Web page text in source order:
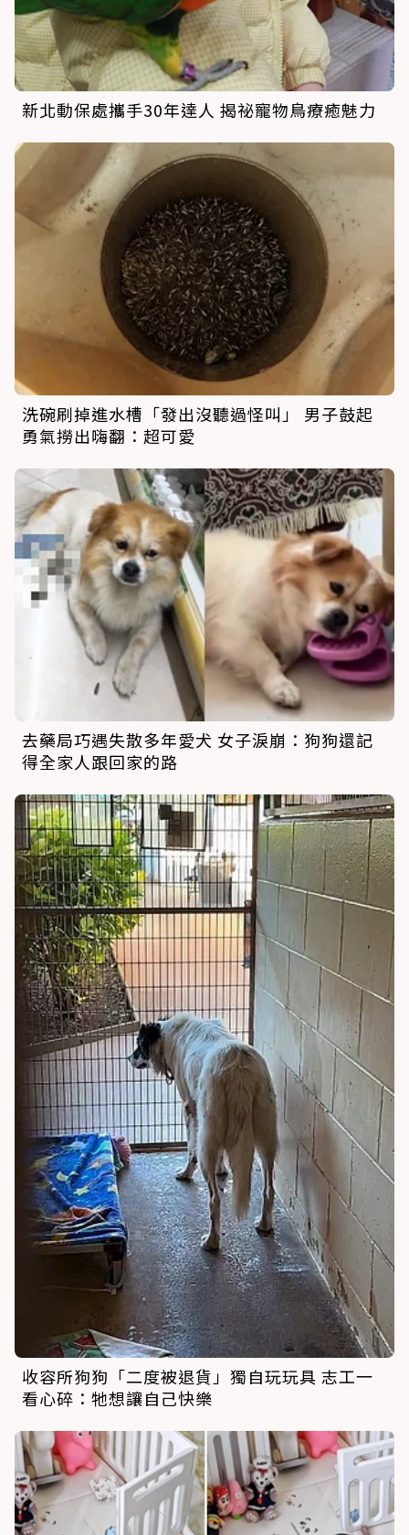
新北動保處攜手30年達人 揭祕寵物鳥療癒魅力
洗碗刷掉進水槽「發出沒聽過怪叫」 男子鼓起
勇氣撈出嗨翻：超可愛
去藥局巧遇失散多年愛犬 女子淚崩：狗狗還記
得全家人跟回家的路
收容所狗狗「二度被退貨」獨自玩玩具 志工一
看心碎：牠想讓自己快樂